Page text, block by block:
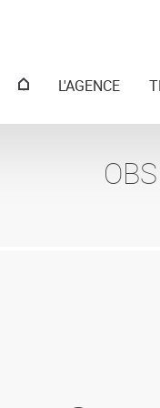
MenuL'AGENCE